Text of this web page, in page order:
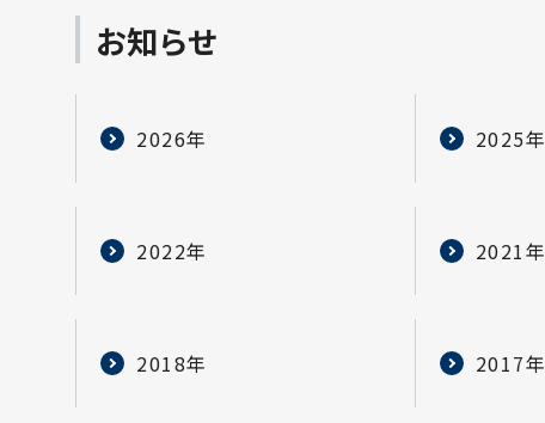
お知らせ
2026年 2025年
2022年 2021年
2018年 2017年